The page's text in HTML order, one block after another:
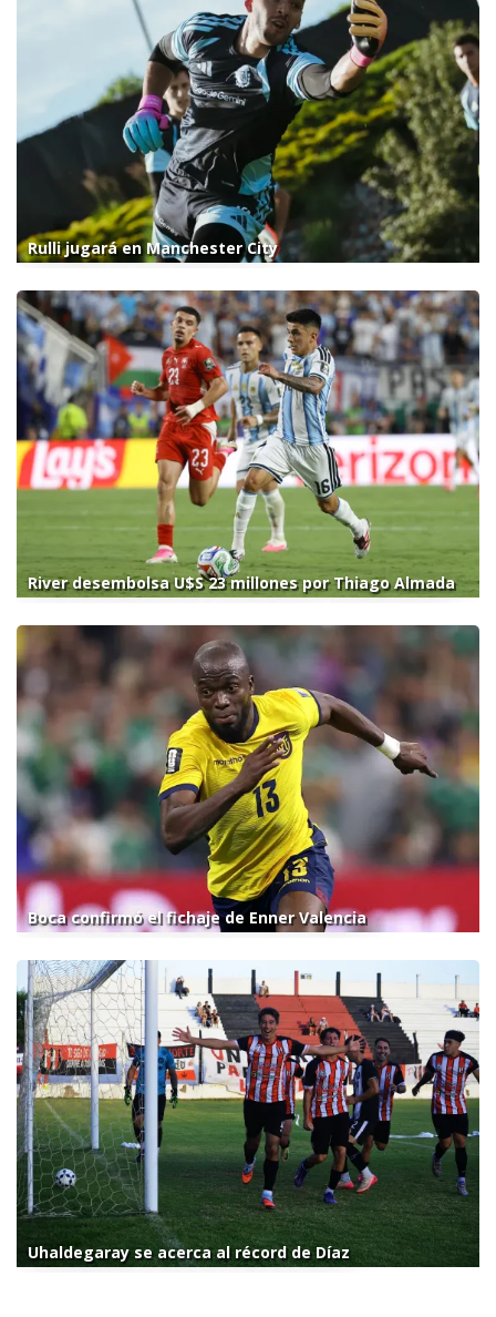
Rulli jugará en Manchester City
River desembolsa U$S 23 millones por Thiago Almada
Boca confirmó el fichaje de Enner Valencia
Uhaldegaray se acerca al récord de Díaz